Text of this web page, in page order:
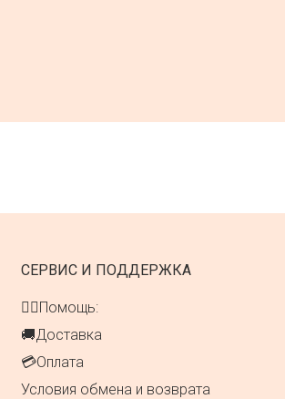
СЕРВИС И ПОДДЕРЖКА
👍🏻Помощь:
🚚Доставка
💳Оплата
Условия обмена и возврата